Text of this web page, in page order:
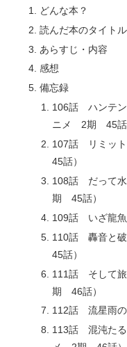
どんな本？
読んだ本のタイトル
あらすじ・内容
感想
備忘録
106話 ハンテン
ニメ 2期 45話
107話 リミッ
45話）
108話 だって
期 45話）
109話 いざ龍
110話 轟音と
45話）
111話 そして
期 46話）
112話 流星雨
113話 混沌たる